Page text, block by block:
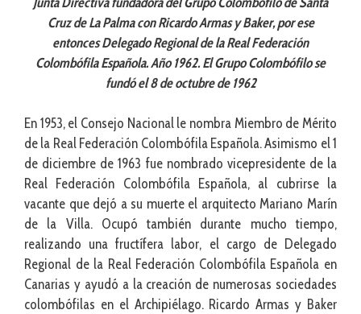
Cruz de La Palma con Ricardo Armas y Baker, por ese
entonces Delegado Regional de la Real Federación
Colombófila Española. Año 1962. El Grupo Colombófilo se
fundó el 8 de octubre de 1962
En 1953, el Consejo Nacional le nombra Miembro de Mérito
de la Real Federación Colombófila Española. Asimismo el 1
de diciembre de 1963 fue nombrado vicepresidente de la
Real Federación Colombófila Española, al cubrirse la
vacante que dejó a su muerte el arquitecto Mariano Marín
de la Villa. Ocupó también durante mucho tiempo,
realizando una fructífera labor, el cargo de Delegado
Regional de la Real Federación Colombófila Española en
Canarias y ayudó a la creación de numerosas sociedades
colombófilas en el Archipiélago. Ricardo Armas y Baker